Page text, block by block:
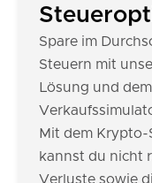
Spare im
Steuern mit
Lösung und
Mit dem
kannst du nicht
Verluste sowie